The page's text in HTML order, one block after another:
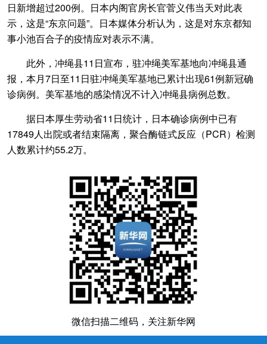
日新增超过200例。日本内阁官房长官菅义伟当天对此表
示，这是“东京问题”。日本媒体分析认为，这是对东京都知
事小池百合子的疫情应对表示不满。
此外，冲绳县11日宣布，驻冲绳美军基地向冲绳县通
报，本月7日至11日驻冲绳美军基地已累计出现61例新冠确
诊病例。美军基地的感染情况不计入冲绳县病例总数。
据日本厚生劳动省11日统计，日本确诊病例中已有
17849人出院或者结束隔离，聚合酶链式反应（PCR）检测
人数累计约55.2万。
微信扫描二维码，关注新华网